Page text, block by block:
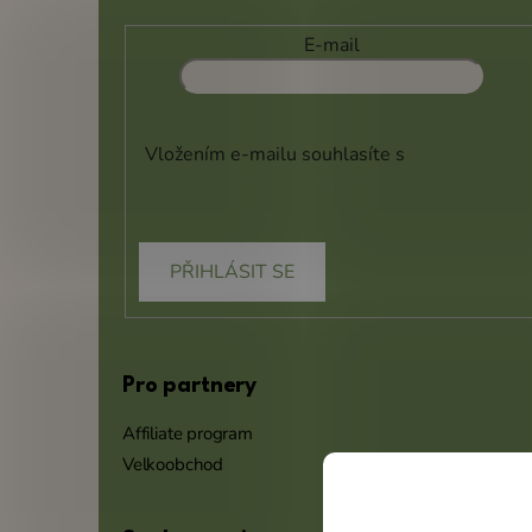
E-mail
Vložením e-mailu souhlasíte s
PŘIHLÁSIT SE
Pro partnery
Affiliate program
Velkoobchod